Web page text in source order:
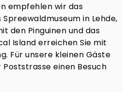
empfehlen wir das
in Lehde,
den Pinguinen und das
Island erreichen Sie mit
Für unsere kleinen Gäste
einen Besuch